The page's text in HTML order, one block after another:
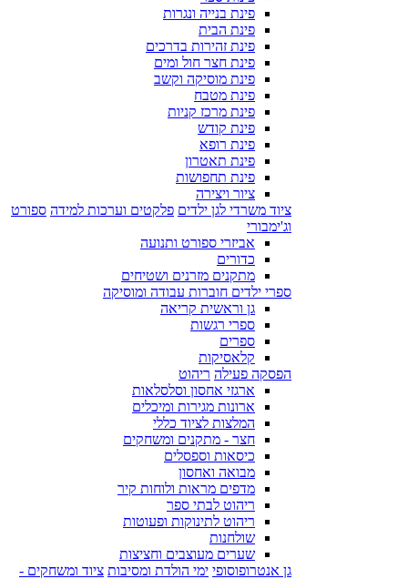
פינת בנייה ונגרות
פינת הבית
פינת זהירות בדרכים
פינת חצר חול ומים
פינת מוסיקה וקשב
פינת מטבח
פינת מרכז קניות
פינת קודש
פינת רופא
פינת תאטרון
פינת תחפושות
ציור ויצירה
ציוד משרדי לגן ילדים פלקטים וערכות למידה ספורט
וג'ימבורי
אביזרי ספורט ותנועה
כדורים
מתקנים מזרנים ושטיחים
ספרי ילדים חוברות עבודה ומוסיקה
גן וראשית קריאה
ספרי רגשות
ספרים
קלאסיקות
הפסקה פעילה ריהוט
ארגזי אחסון וסלסלאות
ארונות מגירות ומיכלים
המלצות לציוד כללי
חצר - מתקנים ומשחקים
כיסאות וספסלים
מבואה ואחסון
מדפים מראות ולוחות קיר
ריהוט לבתי ספר
ריהוט לתינוקות ופעוטות
שולחנות
שערים מעוצבים וחציצות
גן אנטרופוסופי ימי הולדת ומסיבות ציוד ומשחקים -